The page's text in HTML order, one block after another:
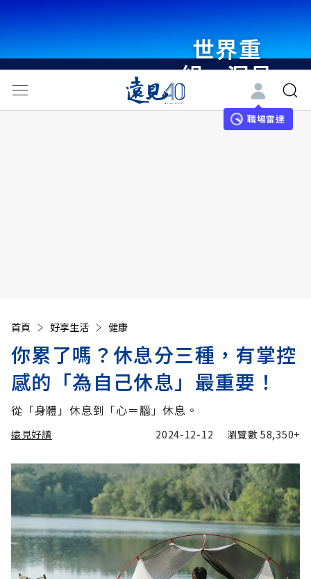
世界重
組・洞見
未來 與
世界領袖
職場雷達
首頁 好享生活 健康
你累了嗎？休息分三種，有掌控
感的「為自己休息」最重要！
從「身體」休息到「心＝腦」休息。
遠見好讀 2024-12-12 瀏覽數58,350+